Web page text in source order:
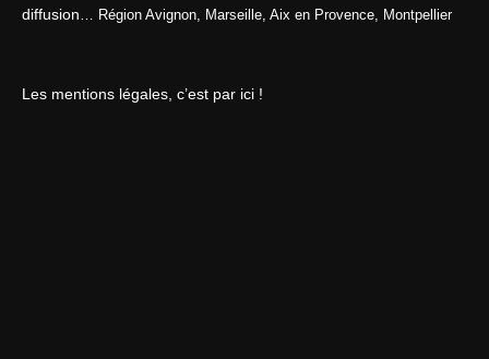
diffusion… Région Avignon, Marseille, Aix en Provence, Montpellier
Les mentions légales, c’est par ici !